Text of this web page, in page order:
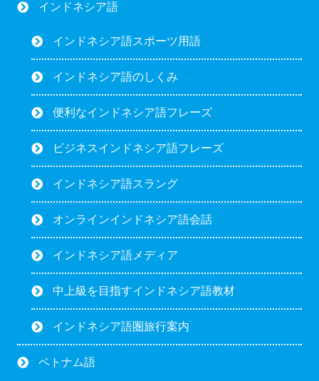
インドネシア語
インドネシア語スポーツ用語
インドネシア語のしくみ
便利なインドネシア語フレーズ
ビジネスインドネシア語フレーズ
インドネシア語スラング
オンラインインドネシア語会話
インドネシア語メディア
中上級を目指すインドネシア語教材
インドネシア語圏旅行案内
ベトナム語